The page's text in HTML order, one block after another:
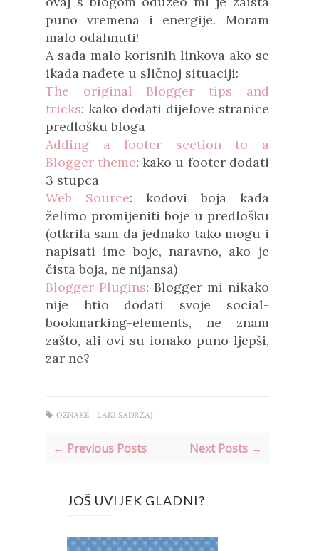
puno vremena i energije. Moram
malo odahnuti!
A sada malo korisnih linkova ako se
ikada nađete u sličnoj situaciji:
The original Blogger tips and
tricks: kako dodati dijelove stranice
predlošku bloga
Adding a footer section to a
Blogger theme: kako u footer dodati
3 stupca
Web Source: kodovi boja kada
želimo promijeniti boje u predlošku
(otkrila sam da jednako tako mogu i
napisati ime boje, naravno, ako je
čista boja, ne nijansa)
Blogger Plugins: Blogger mi nikako
nije htio dodati svoje social-
bookmarking-elements, ne znam
zašto, ali ovi su ionako puno ljepši,
zar ne?
OZNAKE : LAKI SADRŽAJ
← Previous Posts Next Posts →
JOŠ UVIJEK GLADNI?